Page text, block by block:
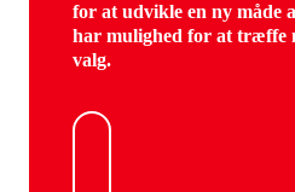
for at udvikle en ny måde
har mulighed for at træffe
valg.